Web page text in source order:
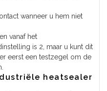
wanneer u hem niet
vanaf het
is 2, maar u kunt dit
eerst een testzegel om de
heatsealer